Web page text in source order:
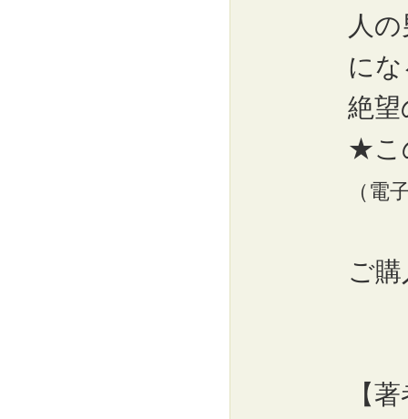
人
に
絶
★こ
（電
ご
【